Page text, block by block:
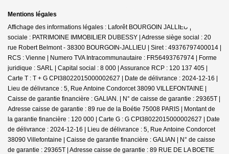
Mentions légales
Affichage des informations légales : Laforêt BOURGOIN JALLIEU | Raison
sociale : PATRIMOINE IMMOBILIER DUBESSY | Adresse siège social : 20
rue Robert Belmont - 38300 BOURGOIN-JALLIEU | Siret : 49376797400014 |
RCS : Vienne | Numero TVA Intracommunautaire : FR56493767974 | Forme
juridique : SARL | Capital social : 8 000 | Assurance RCP : 120 137 405 |
Carte T : T + G CPI38022015000002627 | Date de délivrance : 2024-12-16 |
Lieu de délivrance : 5, Rue Antoine Condorcet 38090 VILLEFONTAINE |
Caisse de garantie financière : GALIAN. | N° de caisse de garantie : 29365T |
Adresse caisse de garantie : 89 rue de la Boétie 75008 PARIS | Montant de
la garantie financière : 120 000 | Carte G : G CPI38022015000002627 | Date
de délivrance : 2024-12-16 | Lieu de délivrance : 5, Rue Antoine Condorcet
38090 Villefontaine | Caisse de garantie financière : GALIAN | N° de caisse
de garantie : 29365T | Adresse caisse de garantie : 89 RUE DE LA BOETIE